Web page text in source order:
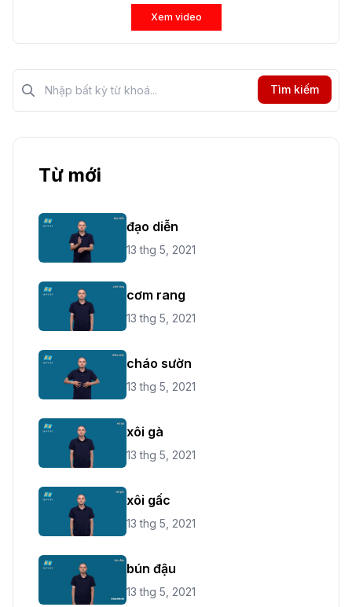
Xem video
Tìm kiếm?>
Tìm kiếm
Từ mới
đạo diễn
13 thg 5, 2021
cơm rang
13 thg 5, 2021
cháo sườn
13 thg 5, 2021
xôi gà
13 thg 5, 2021
xôi gấc
13 thg 5, 2021
bún đậu
13 thg 5, 2021